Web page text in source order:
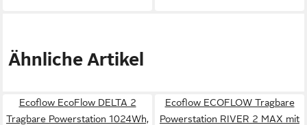
Ähnliche Artikel
Ecoflow EcoFlow DELTA 2
Tragbare Powerstation 1024Wh,
Ecoflow ECOFLOW Tragbare
Powerstation RIVER 2 MAX mit